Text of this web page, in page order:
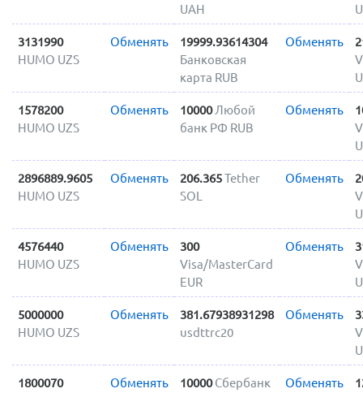
UAH
3131990
HUMO UZS
Обменять
19999.93614304
Банковская
карта RUB
Обменять
1578200
HUMO UZS
Обменять 10000Любой
банк РФ RUB
Обменять
2896889.9605
HUMO UZS
Обменять 206.365Tether
SOL
Обменять
4576440
HUMO UZS
Обменять
300
Visa/MasterCard
EUR
Обменять
5000000
HUMO UZS
Обменять
381.67938931298
usdttrc20
Обменять
1800070
Обменять 10000 Сбербанк
Обменять